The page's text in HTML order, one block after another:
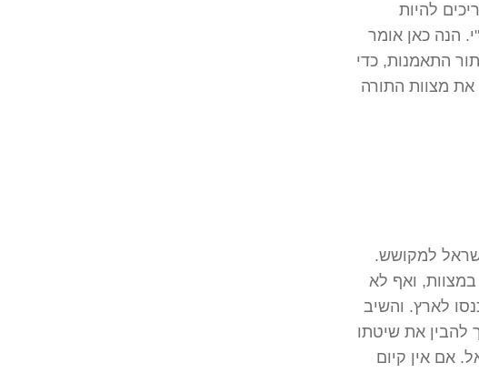
להיות
הנה כאן אומר
התאמנות, כדי
את מצוות התורה
למקושש.
ואף לא
לארץ. והשיב
להבין את שיטתו
אם אין קיום